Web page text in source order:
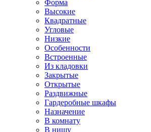
Форма
Высокие
Квадратные
Угловые
Низкие
Особенности
Встроенные
Из кладовки
Закрытые
Открытые
Раздвижные
Гардеробные шкафы
Назначение
В комнату
В нишу